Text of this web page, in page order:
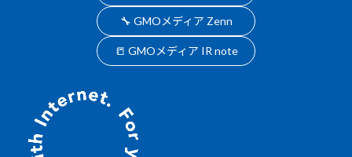
🔧 GMOメディア Zenn
📒 GMOメディア IR note